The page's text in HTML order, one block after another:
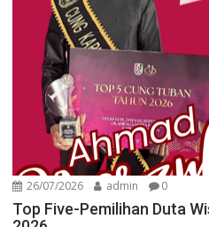
26/07/2026 admin 0
Top Five-Pemilihan Duta